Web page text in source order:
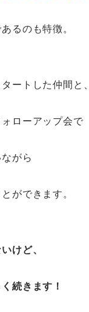
るのも特徴。
ートした仲間と、
ローアップ会で
がら
ができます。
けど、
続きます！